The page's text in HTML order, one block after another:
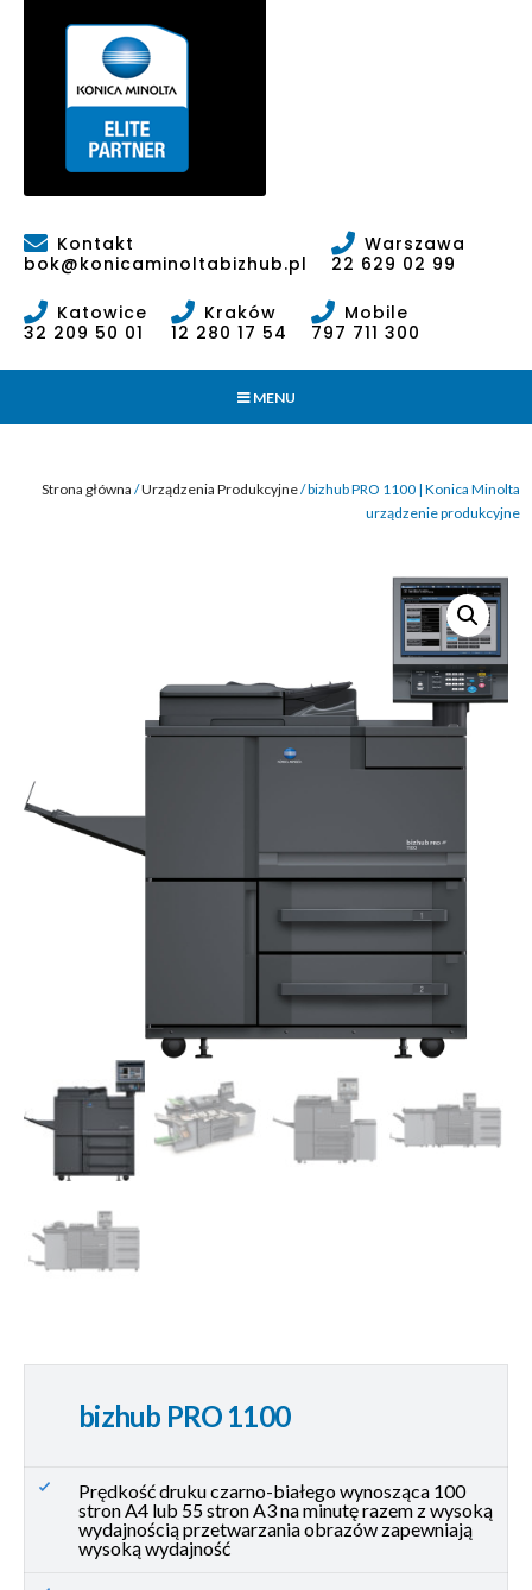
Kontakt
bok@konicaminoltabizhub.pl
Warszawa
22 629 02 99
Katowice
32 209 50 01
Kraków
12 280 17 54
Mobile
797 711 300
MENU
Strona główna /Urządzenia Produkcyjne/ bizhub PRO 1100 | Konica Minolta
urządzenie produkcyjne
bizhub PRO 1100
Prędkość druku czarno-białego wynosząca 100
stron A4 lub 55 stron A3 na minutę razem z wysoką
wydajnością przetwarzania obrazów zapewniają
wysoką wydajność